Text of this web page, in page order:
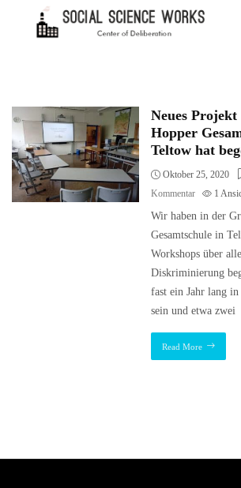
Neues
Hopper
Teltow hat
Oktober 25, 2020
Kommentar
1
Wir haben in der
Gesamtschule in
Workshops über
Diskriminierung
fast ein Jahr lang in
sein und etwa zwei
Read More